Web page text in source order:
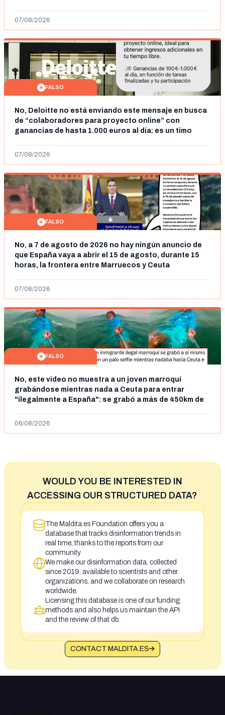
07/08/2026
FALSO
No, Deloitte no está enviando este mensaje en busca
de “colaboradores para proyecto online” con
ganancias de hasta 1.000 euros al día: es un timo
07/08/2026
FALSO
No, a 7 de agosto de 2026 no hay ningún anuncio de
que España vaya a abrir el 15 de agosto, durante 15
horas, la frontera entre Marruecos y Ceuta
07/08/2026
FALSO
No, este vídeo no muestra a un joven marroquí
grabándose mientras nada a Ceuta para entrar
"ilegalmente a España": se grabó a más de 450km de
06/08/2026
WOULD YOU BE INTERESTED IN
ACCESSING OUR STRUCTURED DATA?
The Maldita.es Foundation offers you a
database that tracks disinformation trends in
real time, thanks to the reports from our
community
We make our disinformation data, collected
since 2019, available to scientists and other
organizations, and we collaborate on research
worldwide.
Licensing this database is one of our funding
methods and also helps us maintain the API
and the review of that db.
CONTACT MALDITA.ES